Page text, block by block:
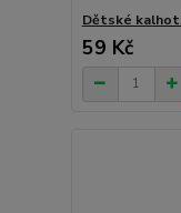
Dětské
59 Kč